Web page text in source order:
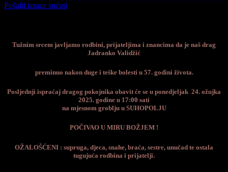
Pošalji izraze sućuti
Tužnim srcem javljamo rodbini, prijateljima i znancima da je naš drag
Jadranko Validžić
preminuo nakon duge i teške bolesti u 57. godini života.
Posljednji ispraćaj dragog pokojnika obavit će se u ponedjeljak 24. ožujka
2025. godine u 17:00 sati
na mjesnom groblju u SUHOPOLJU
POČIVAO U MIRU BOŽJEM !
OŽALOŠĆENI : supruga, djeca, snahe, braća, sestre, unučad te ostala
tugujuća rodbina i prijatelji.